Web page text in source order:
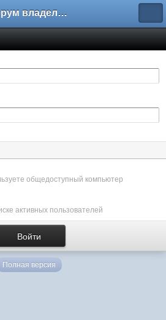
Форум владельцев интернет-магазинов
общедоступный компьютер
активных пользователей
Полная версия